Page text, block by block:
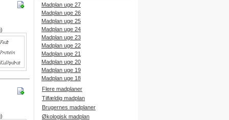
Madplan uge 27
Madplan uge 26
Madplan uge 25
Madplan uge 24
Madplan uge 23
Madplan uge 22
Madplan uge 21
Madplan uge 20
Madplan uge 19
Madplan uge 18
Flere madplaner
Tilfældig madplan
Brugernes madplaner
Økologisk madplan